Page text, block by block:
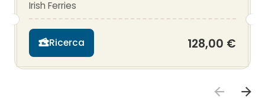
Irish Ferries
Ricerca 128,00 €